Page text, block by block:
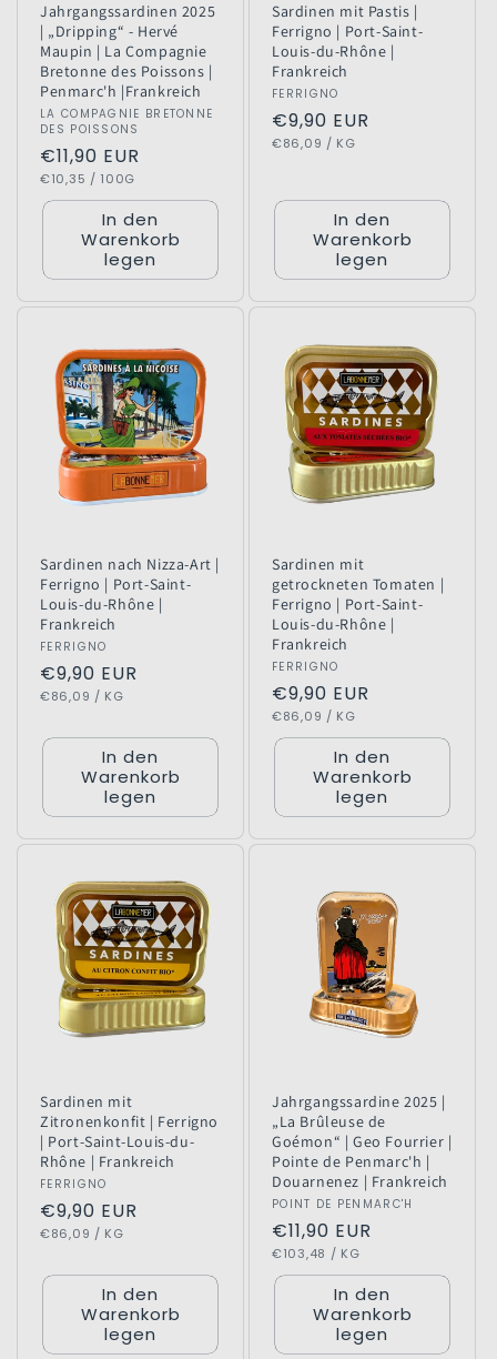
Jahrgangssardinen 2025
| „Dripping“ - Hervé
Maupin | La Compagnie
Bretonne des Poissons |
Penmarc'h |Frankreich
Anbieter:
LA COMPAGNIE BRETONNE
DES POISSONS
Normaler
Preis
€11,90 EUR
GRUNDPREIS
€10,35 / PRO
100G
In den
Warenkorb
legen
Sardinen mit Pastis |
Ferrigno | Port-Saint-
Louis-du-Rhône |
Frankreich
Anbieter:
FERRIGNO
Normaler
Preis
€9,90 EUR
GRUNDPREIS
€86,09 / PRO
KG
In den
Warenkorb
legen
Sardinen nach Nizza-Art |
Ferrigno | Port-Saint-
Louis-du-Rhône |
Frankreich
Anbieter:
FERRIGNO
Normaler
Preis
€9,90 EUR
GRUNDPREIS
€86,09 / PRO
KG
In den
Warenkorb
legen
Sardinen mit
getrockneten Tomaten |
Ferrigno | Port-Saint-
Louis-du-Rhône |
Frankreich
Anbieter:
FERRIGNO
Normaler
Preis
€9,90 EUR
GRUNDPREIS
€86,09 / PRO
KG
In den
Warenkorb
legen
Sardinen mit
Zitronenkonfit | Ferrigno
| Port-Saint-Louis-du-
Rhône | Frankreich
Anbieter:
FERRIGNO
Normaler
Preis
€9,90 EUR
GRUNDPREIS
€86,09 / PRO
KG
In den
Warenkorb
legen
Jahrgangssardine 2025 |
„La Brûleuse de
Goémon“ | Geo Fourrier |
Pointe de Penmarc'h |
Douarnenez | Frankreich
Anbieter:
POINT DE PENMARC'H
Normaler
Preis
€11,90 EUR
GRUNDPREIS
€103,48 / PRO
KG
In den
Warenkorb
legen